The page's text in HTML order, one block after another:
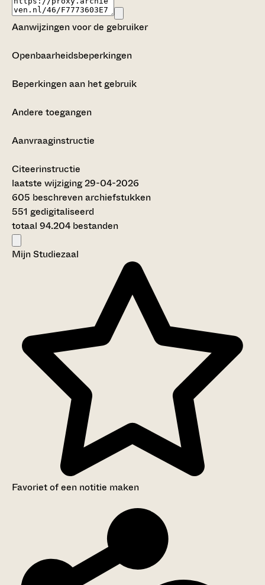
Aanwijzingen voor de gebruiker
Openbaarheidsbeperkingen
Beperkingen aan het gebruik
Andere toegangen
Aanvraaginstructie
Citeerinstructie
laatste wijziging 29-04-2026
605 beschreven archiefstukken
551 gedigitaliseerd
totaal 94.204 bestanden
Mijn Studiezaal
Favoriet of een notitie maken